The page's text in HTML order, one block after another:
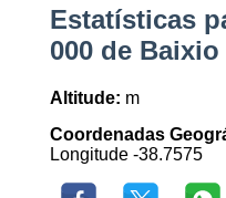
Estatísticas
000 de Baixio
Altitude: m
Coordenadas
Longitude -38.7575